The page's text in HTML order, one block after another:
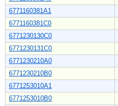
6771160381A1
6771160381C0
6771230130C0
6771230131C0
6771230210A0
6771230210B0
6771253010A1
6771253010B0